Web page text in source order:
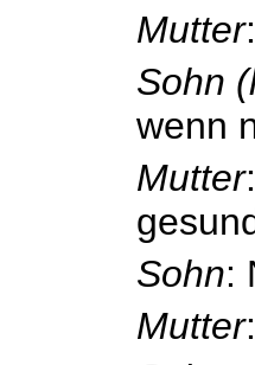
Mutter
Sohn
wenn
Mutter
Sohn:
Mutter